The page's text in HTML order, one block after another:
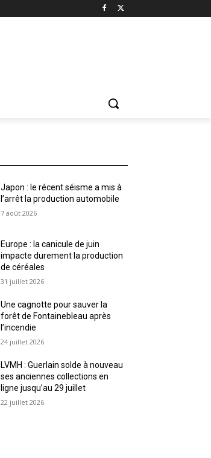
Japon : le récent séisme a mis à
l’arrêt la production automobile
7 août 2026
Europe : la canicule de juin
impacte durement la production
de céréales
31 juillet 2026
Une cagnotte pour sauver la
forêt de Fontainebleau après
l’incendie
24 juillet 2026
LVMH : Guerlain solde à nouveau
ses anciennes collections en
ligne jusqu’au 29 juillet
22 juillet 2026